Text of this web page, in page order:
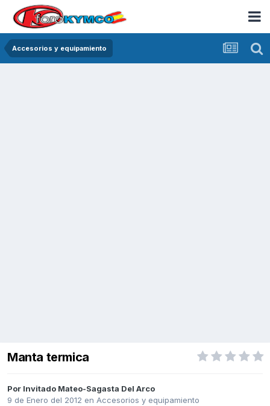
Accesorios y equipamiento
Manta termica
Por Invitado Mateo-Sagasta Del Arco
9 de Enero del 2012 en Accesorios y equipamiento